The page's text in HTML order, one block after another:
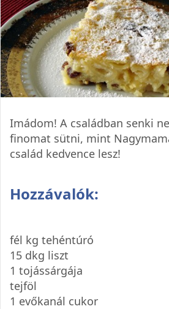
Imádom! A családban senki
finomat sütni, mint
család kedvence lesz!
Hozzávalók:
fél kg tehéntúró
15 dkg liszt
1 tojássárgája
tejföl
1 evőkanál cukor